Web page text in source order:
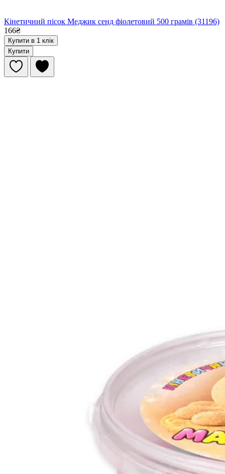
Кінетичний пісок Меджик сенд фіолетовий 500 грамів (31196)
166₴
Купити в 1 клік
Купити